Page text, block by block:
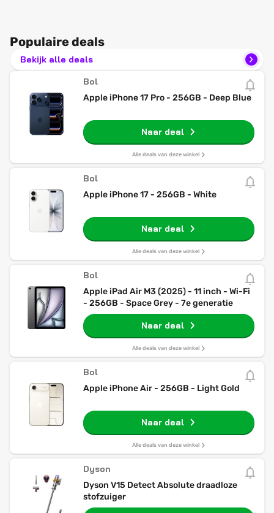
Populaire deals
Bekijk alle deals
Bol
Apple iPhone 17 Pro - 256GB - Deep Blue
Naar deal
Alle deals van deze winkel
Bol
Apple iPhone 17 - 256GB - White
Naar deal
Alle deals van deze winkel
Bol
Apple iPad Air M3 (2025) - 11 inch - Wi-Fi
- 256GB - Space Grey - 7e generatie
Naar deal
Alle deals van deze winkel
Bol
Apple iPhone Air - 256GB - Light Gold
Naar deal
Alle deals van deze winkel
Dyson
Dyson V15 Detect Absolute draadloze
stofzuiger